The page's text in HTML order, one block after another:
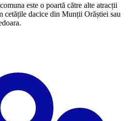
este o poartă către alte atracții
cetățile dacice din Munții Orăștiei sau